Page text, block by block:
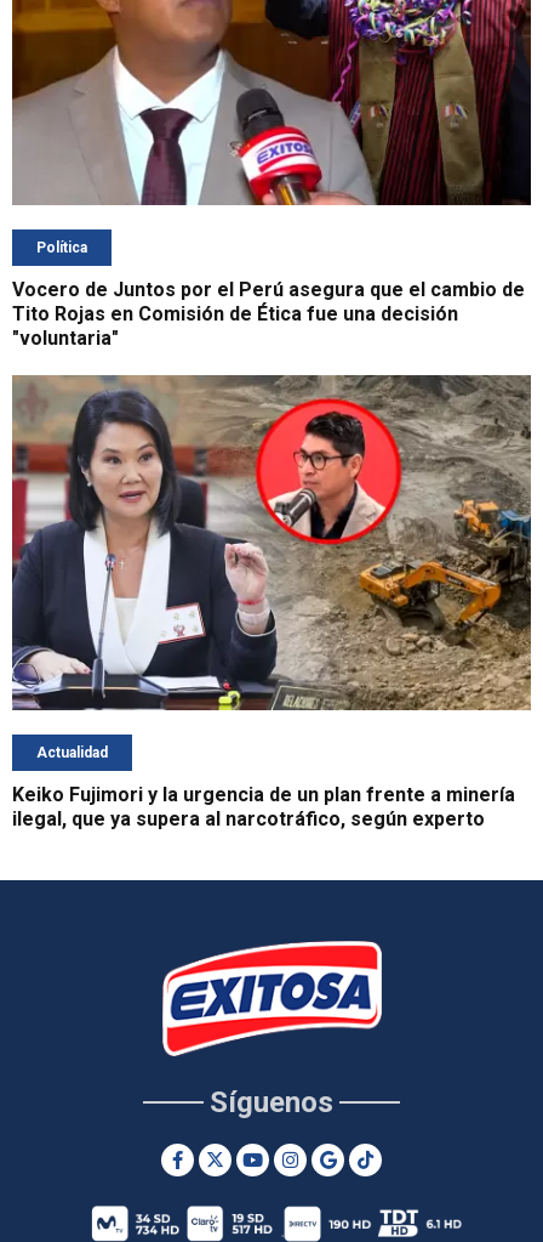
Política
Vocero de Juntos por el Perú asegura que el cambio de
Tito Rojas en Comisión de Ética fue una decisión
"voluntaria"
Actualidad
Keiko Fujimori y la urgencia de un plan frente a minería
ilegal, que ya supera al narcotráfico, según experto
Síguenos